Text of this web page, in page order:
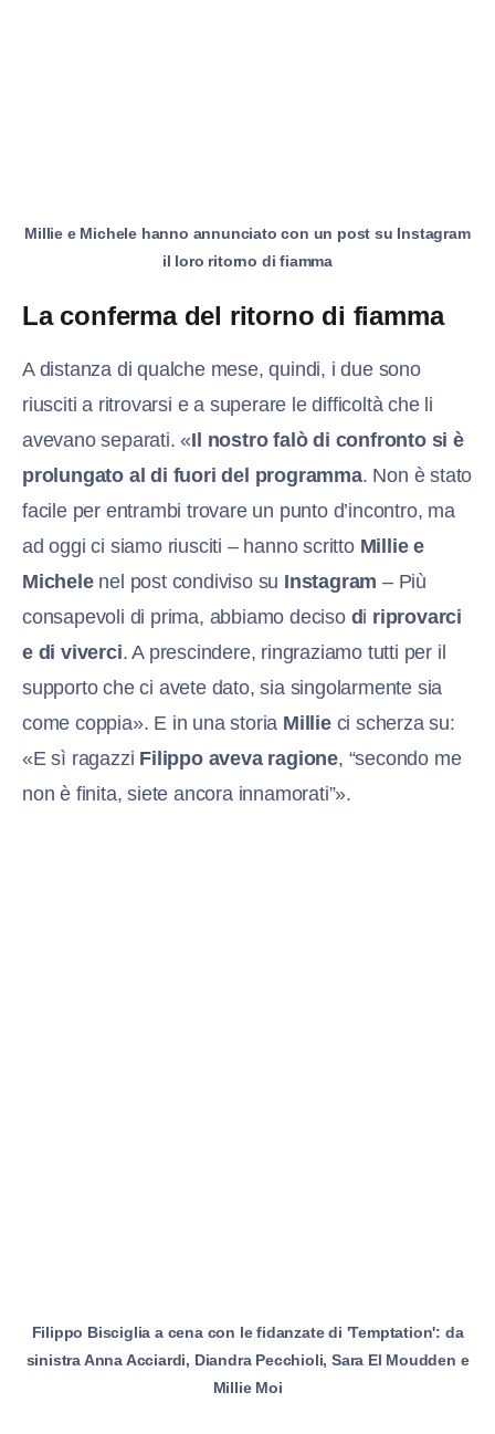
Millie e Michele hanno annunciato con un post su Instagram
il loro ritorno di fiamma
La conferma del ritorno di fiamma
A distanza di qualche mese, quindi, i due sono
riusciti a ritrovarsi e a superare le difficoltà che li
avevano separati. «Il nostro falò di confronto si è
prolungato al di fuori del programma. Non è stato
facile per entrambi trovare un punto d’incontro, ma
ad oggi ci siamo riusciti – hanno scritto Millie e
Michelenel post condiviso su Instagram – Più
consapevoli di prima, abbiamo deciso di riprovarci
e di viverci. A prescindere, ringraziamo tutti per il
supporto che ci avete dato, sia singolarmente sia
come coppia». E in una storia Millieci scherza su:
«E sì ragazzi Filippo aveva ragione, “secondo me
non è finita, siete ancora innamorati”».
Filippo Bisciglia a cena con le fidanzate di 'Temptation': da
sinistra Anna Acciardi, Diandra Pecchioli, Sara El Moudden e
Millie Moi